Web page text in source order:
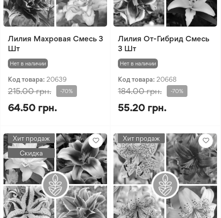
Лилия Махровая Смесь 3
Шт
Нет в наличии
Код товара: 20639
215.00 грн. -70%
64.50 грн.
Лилия От-Гибрид Смесь
3 Шт
Нет в наличии
Код товара: 20668
184.00 грн. -70%
55.20 грн.
Хит продаж
Скидка
Хит продаж